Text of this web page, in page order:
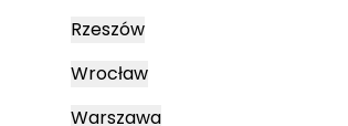
Rzeszów
Wrocław
Warszawa